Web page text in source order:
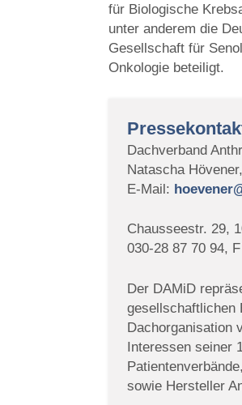
für Biologische
unter anderem die
Gesellschaft für
Onkologie beteiligt.
Dachverband
Natascha
E-Mail:
Chausseestr. 29,
030-28 87 70 94,
Der DAMiD
gesellschaftlichen
Dachorganisation
Interessen seiner
sowie Hersteller